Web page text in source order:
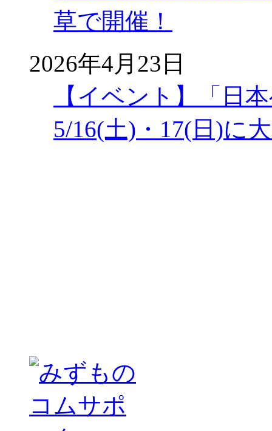
草で開催！
2026年4月23日
【イベント】「日
5/16(土)・17(日)に